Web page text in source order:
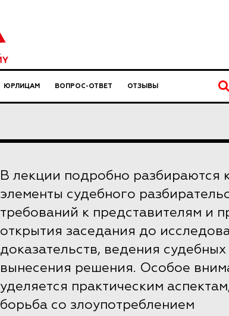
ЮРЛИЦАМ ВОПРОС-ОТВЕТ ОТЗЫВЫ
В лекции подробно разбираются
элементы судебного
требований к представителям и
открытия заседания до
доказательств, ведения
вынесения решения. Особое
уделяется практическим
борьба со злоупотреблением